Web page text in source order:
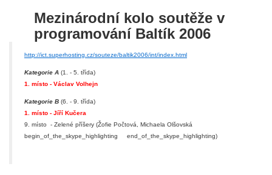
Mezinárodní kolo soutěže v
programování Baltík 2006
http://ict.superhosting.cz/souteze/baltik2006/int/index.html
Kategorie A (1. - 5. třída)
1. místo - Václav Volhejn
Kategorie B (6. - 9. třída)
1. místo - Jíří Kučera
9. místo - Zelené příšery (Žofie Počtová, Michaela Olšovská
begin_of_the_skype_highlighting
end_of_the_skype_highlighting)